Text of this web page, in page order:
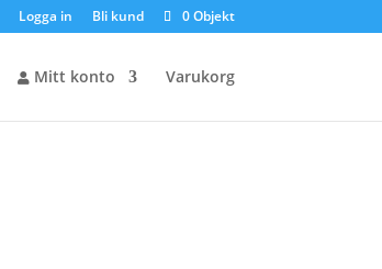
Logga in Bli kund 0 Objekt
Mitt konto Varukorg